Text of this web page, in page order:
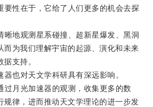
性在于，它给了人们更多的机会去探
地观测星系碰撞、超新星爆发、黑洞
而为我们理解宇宙的起源、演化和未来
支持。
也对天文学科研具有深远影响。
月光加速器的观测，收集更多的数
规律，进而推动天文学理论的进一步发